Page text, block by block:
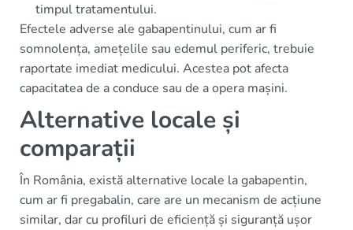
timpul tratamentului.
Efectele adverse ale gabapentinului, cum ar fi
somnolența, amețelile sau edemul periferic, trebuie
raportate imediat medicului. Acestea pot afecta
capacitatea de a conduce sau de a opera mașini.
Alternative locale și
comparații
În România, există alternative locale la gabapentin,
cum ar fi pregabalin, care are un mecanism de acțiune
similar, dar cu profiluri de eficiență și siguranță ușor